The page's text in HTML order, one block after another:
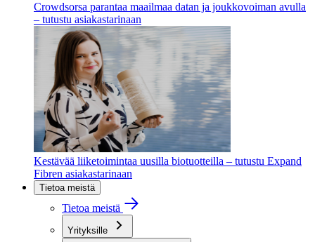
Crowdsorsa parantaa maailmaa datan ja joukkovoiman avulla
– tutustu asiakastarinaan
Kestävää liiketoimintaa uusilla biotuotteilla – tutustu Expand
Fibren asiakastarinaan
Tietoa meistä
Tietoa meistä
Yrityksille